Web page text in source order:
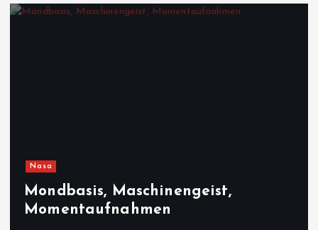
Nasa
Mondbasis, Maschinengeist,
Momentaufnahmen